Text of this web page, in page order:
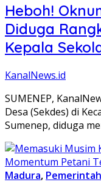
Heboh!
Diduga
Kepala
KanalNews.id
SUMENEP,
Desa (Sekdes) di
Sumenep, diduga
Madura,